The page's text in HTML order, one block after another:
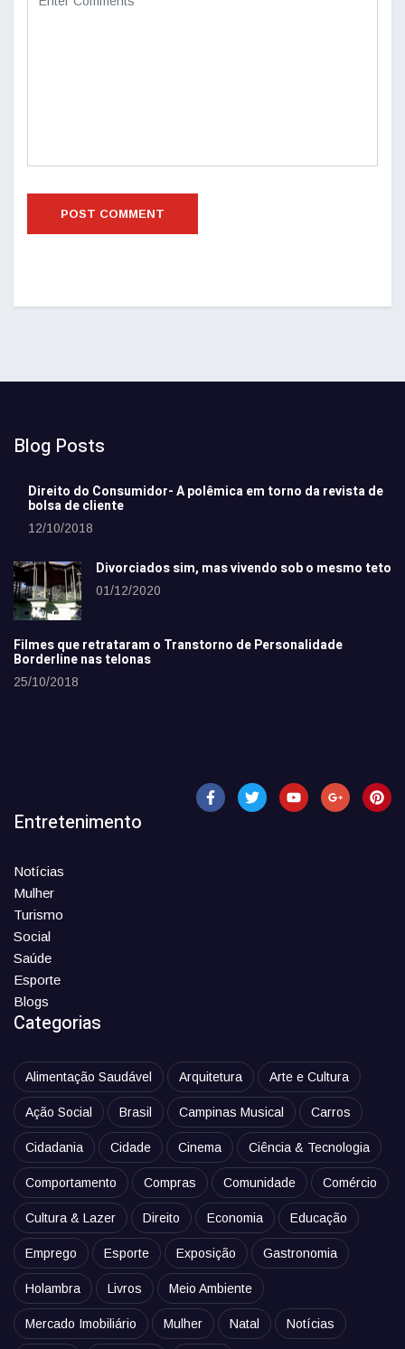
Blog Posts
Direito do Consumidor- A polêmica em torno da revista de
bolsa de cliente
12/10/2018
Divorciados sim, mas vivendo sob o mesmo teto
01/12/2020
Filmes que retrataram o Transtorno de Personalidade
Borderline nas telonas
25/10/2018
Entretenimento
Notícias
Mulher
Turismo
Social
Saúde
Esporte
Blogs
Categorias
Alimentação Saudável Arquitetura Arte e Cultura
Ação Social Brasil Campinas Musical Carros
Cidadania Cidade Cinema Ciência & Tecnologia
Comportamento Compras Comunidade Comércio
Cultura & Lazer Direito Economia Educação
Emprego Esporte Exposição Gastronomia
Holambra Livros Meio Ambiente
Mercado Imobiliário Mulher Natal Notícias